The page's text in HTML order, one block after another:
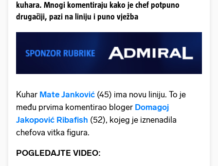
kuhara. Mnogi komentiraju kako je chef potpuno
drugačiji, pazi na liniju i puno vježba
Kuhar Mate Janković (45) ima novu liniju. To je
među prvima komentirao bloger Domagoj
Jakopović Ribafish (52), kojeg je iznenadila
chefova vitka figura.
POGLEDAJTE VIDEO: